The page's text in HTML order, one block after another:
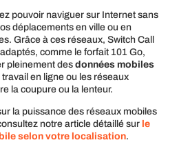
pouvoir naviguer sur Internet sans
déplacements en ville ou en
Grâce à ces réseaux, Switch Call
comme le forfait 101 Go,
pleinement des données mobiles
en ligne ou les réseaux
la coupure ou la lenteur.
la puissance des réseaux mobiles
notre article détaillé sur le
selon votre localisation.